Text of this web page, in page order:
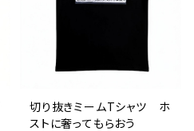
切り抜きミームTシャツ ホ
ストに奢ってもらおう